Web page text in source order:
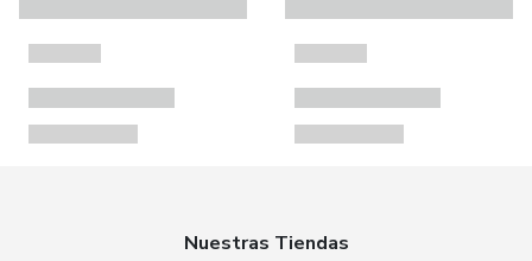
Nuestras Tiendas